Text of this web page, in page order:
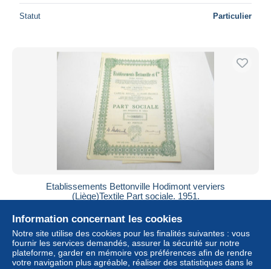
Statut Particulier
Etablissements Bettonville Hodimont verviers
(Liège)Textile Part sociale. 1951.
± 1,15 $US
Statut Particulier
Information concernant les cookies
Notre site utilise des cookies pour les finalités suivantes : vous
fournir les services demandés, assurer la sécurité sur notre
plateforme, garder en mémoire vos préférences afin de rendre
votre navigation plus agréable, réaliser des statistiques dans le